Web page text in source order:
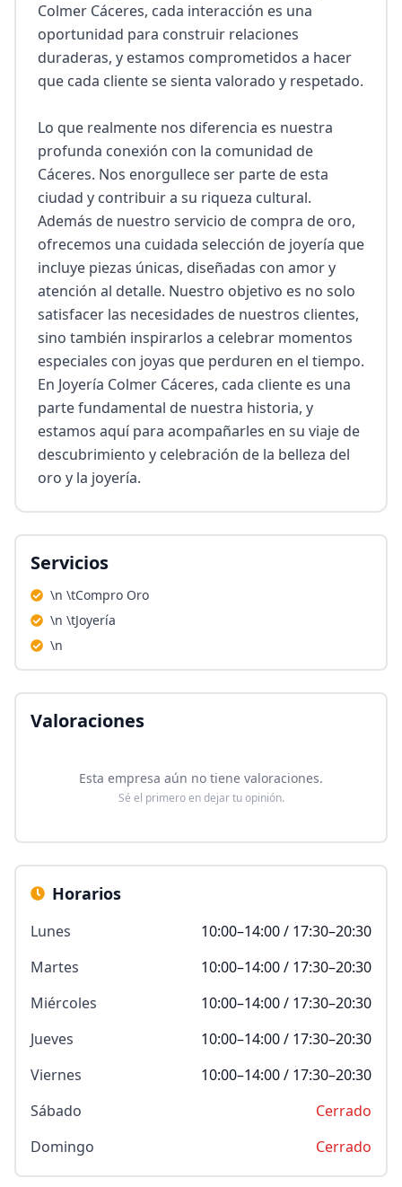
Colmer Cáceres, cada interacción es una
oportunidad para construir relaciones
duraderas, y estamos comprometidos a hacer
que cada cliente se sienta valorado y respetado.
Lo que realmente nos diferencia es nuestra
profunda conexión con la comunidad de
Cáceres. Nos enorgullece ser parte de esta
ciudad y contribuir a su riqueza cultural.
Además de nuestro servicio de compra de oro,
ofrecemos una cuidada selección de joyería que
incluye piezas únicas, diseñadas con amor y
atención al detalle. Nuestro objetivo es no solo
satisfacer las necesidades de nuestros clientes,
sino también inspirarlos a celebrar momentos
especiales con joyas que perduren en el tiempo.
En Joyería Colmer Cáceres, cada cliente es una
parte fundamental de nuestra historia, y
estamos aquí para acompañarles en su viaje de
descubrimiento y celebración de la belleza del
oro y la joyería.
Servicios
\n \tCompro Oro
\n \tJoyería
\n
Valoraciones
Esta empresa aún no tiene valoraciones.
Sé el primero en dejar tu opinión.
Horarios
Lunes
10:00–14:00 / 17:30–20:30
Martes
10:00–14:00 / 17:30–20:30
Miércoles
10:00–14:00 / 17:30–20:30
Jueves
10:00–14:00 / 17:30–20:30
Viernes
10:00–14:00 / 17:30–20:30
Sábado
Cerrado
Domingo
Cerrado